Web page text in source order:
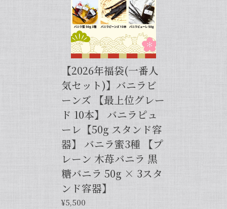
2024/06/14
プリンをよく作るので購入しました。 今までは安価
なバニラエッセンスを仕方なく使っていました。 バ
ニラビーンズは手間がかかるし、バニラペーストは添
加物入っているし… 色々調べているうちに、無添加
のこちらの商品に辿り着きました。 やはり本物は違
いますね！ プリンだけでなくクッキーやマフィン等
にも使って楽しんでます♪
この度は当店をご利用いただきまして、
誠にありがとうございます！完全無添
加・バニラピューレを気に入ってくださ
り、大変嬉しく思います。こちらの商品
【2026年福袋(一番人
気セット)】バニラビ
ーンズ 【最上位グレー
ド 10本】 バニラピュ
ーレ【50g スタンド容
器】 バニラ蜜3種 【プ
レーン 木苺バニラ 黒
糖バニラ 50g × 3スタ
ンド容器】
¥5,500